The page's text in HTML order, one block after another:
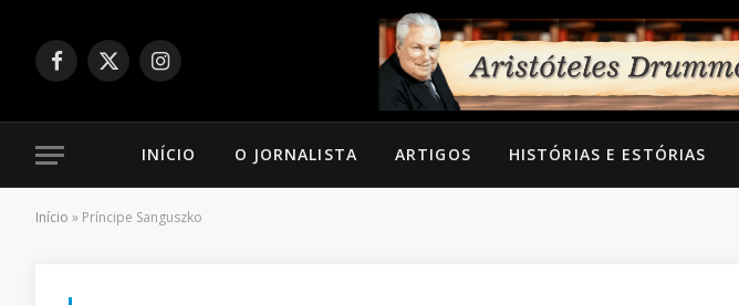
Facebook
X
Instagram
INÍCIO O JORNALISTA ARTIGOS HISTÓRIAS E ESTÓRIAS
Início » Príncipe Sanguszko